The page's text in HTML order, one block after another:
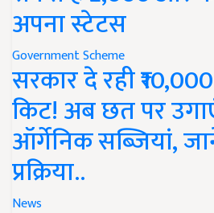
अपना स्टेटस
Government Scheme
सरकार दे रही
किट! अब छत पर
ऑर्गेनिक सब्जियां,
प्रक्रिया..
News